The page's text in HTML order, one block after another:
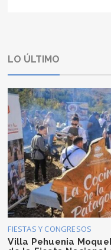
LO ÚLTIMO
FIESTAS Y CONGRESOS
Villa Pehuenia